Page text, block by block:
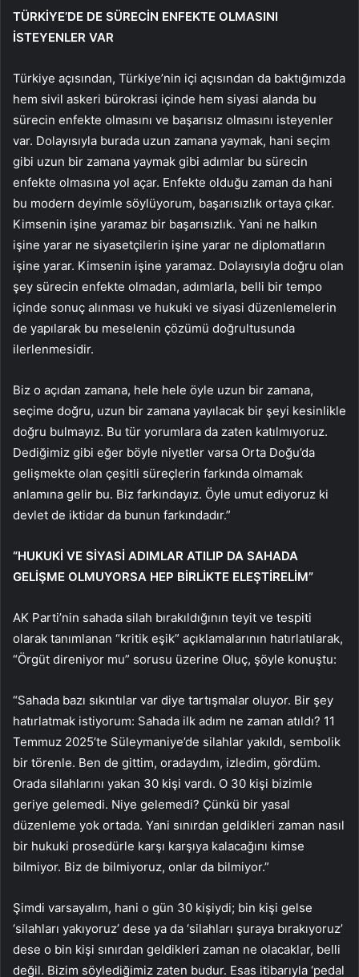
TÜRKİYE’DE DE SÜRECİN ENFEKTE OLMASINI
İSTEYENLER VAR
Türkiye açısından, Türkiye’nin içi açısından da baktığımızda
hem sivil askeri bürokrasi içinde hem siyasi alanda bu
sürecin enfekte olmasını ve başarısız olmasını isteyenler
var. Dolayısıyla burada uzun zamana yaymak, hani seçim
gibi uzun bir zamana yaymak gibi adımlar bu sürecin
enfekte olmasına yol açar. Enfekte olduğu zaman da hani
bu modern deyimle söylüyorum, başarısızlık ortaya çıkar.
Kimsenin işine yaramaz bir başarısızlık. Yani ne halkın
işine yarar ne siyasetçilerin işine yarar ne diplomatların
işine yarar. Kimsenin işine yaramaz. Dolayısıyla doğru olan
şey sürecin enfekte olmadan, adımlarla, belli bir tempo
içinde sonuç alınması ve hukuki ve siyasi düzenlemelerin
de yapılarak bu meselenin çözümü doğrultusunda
ilerlenmesidir.
Biz o açıdan zamana, hele hele öyle uzun bir zamana,
seçime doğru, uzun bir zamana yayılacak bir şeyi kesinlikle
doğru bulmayız. Bu tür yorumlara da zaten katılmıyoruz.
Dediğimiz gibi eğer böyle niyetler varsa Orta Doğu’da
gelişmekte olan çeşitli süreçlerin farkında olmamak
anlamına gelir bu. Biz farkındayız. Öyle umut ediyoruz ki
devlet de iktidar da bunun farkındadır.”
“HUKUKİ VE SİYASİ ADIMLAR ATILIP DA SAHADA
GELİŞME OLMUYORSA HEP BİRLİKTE ELEŞTİRELİM”
AK Parti’nin sahada silah bırakıldığının teyit ve tespiti
olarak tanımlanan “kritik eşik” açıklamalarının hatırlatılarak,
“Örgüt direniyor mu” sorusu üzerine Oluç, şöyle konuştu:
“Sahada bazı sıkıntılar var diye tartışmalar oluyor. Bir şey
hatırlatmak istiyorum: Sahada ilk adım ne zaman atıldı? 11
Temmuz 2025’te Süleymaniye’de silahlar yakıldı, sembolik
bir törenle. Ben de gittim, oradaydım, izledim, gördüm.
Orada silahlarını yakan 30 kişi vardı. O 30 kişi bizimle
geriye gelemedi. Niye gelemedi? Çünkü bir yasal
düzenleme yok ortada. Yani sınırdan geldikleri zaman nasıl
bir hukuki prosedürle karşı karşıya kalacağını kimse
bilmiyor. Biz de bilmiyoruz, onlar da bilmiyor.”
Şimdi varsayalım, hani o gün 30 kişiydi; bin kişi gelse
‘silahları yakıyoruz’ dese ya da ‘silahları şuraya bırakıyoruz’
dese o bin kişi sınırdan geldikleri zaman ne olacaklar, belli
değil. Bizim söylediğimiz zaten budur. Esas itibarıyla ‘pedal